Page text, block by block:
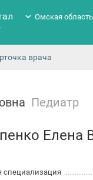
Омская область
врача
Педиатр
Елена
специализация